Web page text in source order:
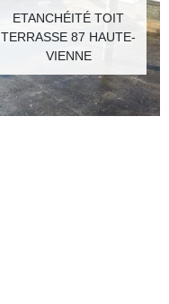
ETANCHÉITÉ TOIT
TERRASSE 87 HAUTE-
VIENNE